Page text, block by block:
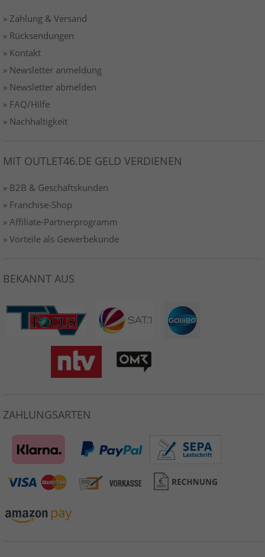
» Zahlung & Versand
» Rücksendungen
» Kontakt
» Newsletter anmeldung
» Newsletter abmelden
» FAQ/Hilfe
» Nachhaltigkeit
MIT OUTLET46.DE GELD VERDIENEN
» B2B & Geschäftskunden
» Franchise-Shop
» Affiliate-Partnerprogramm
» Vorteile als Gewerbekunde
BEKANNT AUS
ZAHLUNGSARTEN